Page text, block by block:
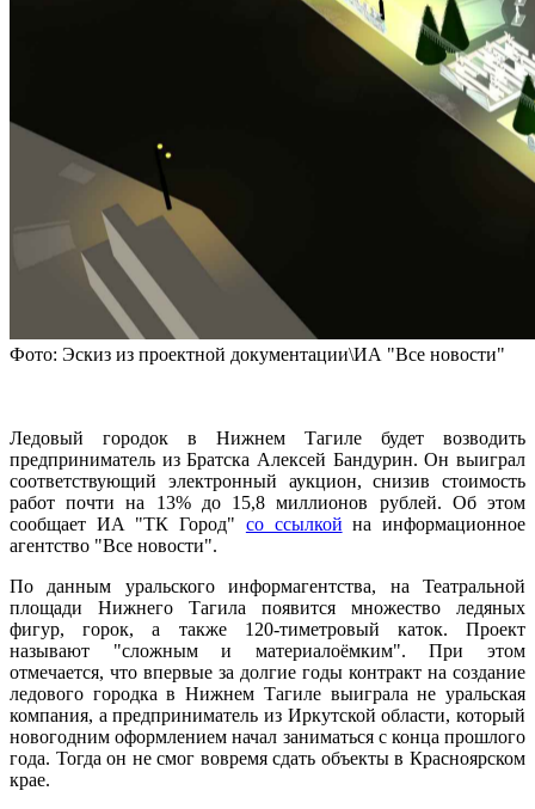
Фото: Эскиз из проектной документации\ИА "Все новости"
Ледовый городок в Нижнем Тагиле будет возводить
предприниматель из Братска Алексей Бандурин. Он выиграл
соответствующий электронный аукцион, снизив стоимость
работ почти на 13% до 15,8 миллионов рублей. Об этом
сообщает ИА "ТК Город" со ссылкой на информационное
агентство "Все новости".
По данным уральского информагентства, на Театральной
площади Нижнего Тагила появится множество ледяных
фигур, горок, а также 120-тиметровый каток. Проект
называют "сложным и материалоёмким". При этом
отмечается, что впервые за долгие годы контракт на создание
ледового городка в Нижнем Тагиле выиграла не уральская
компания, а предприниматель из Иркутской области, который
новогодним оформлением начал заниматься с конца прошлого
года. Тогда он не смог вовремя сдать объекты в Красноярском
крае.